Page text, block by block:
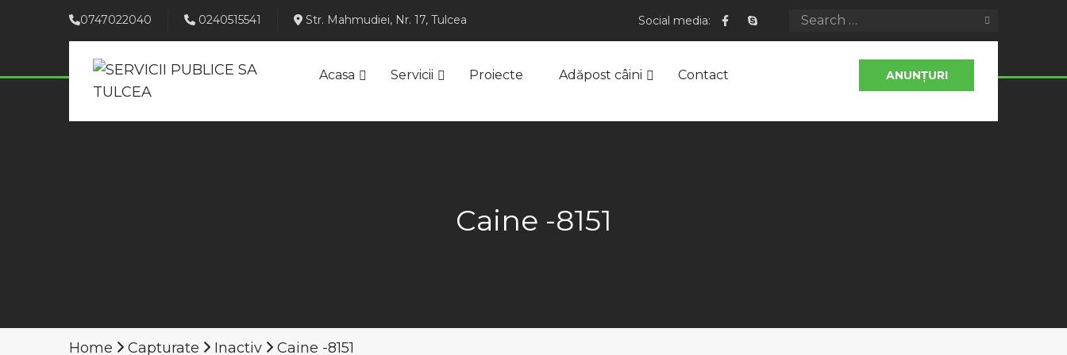
0747022040 0240515541 Str. Mahmudiei, Nr. 17, Tulcea Social media:
Acasa Servicii Proiecte Adăpost câini Contact ANUNȚURI
Caine -8151
Home Capturate Inactiv Caine -8151